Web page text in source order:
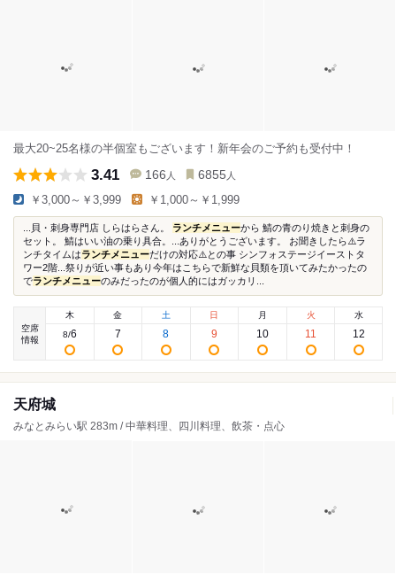
最大20~25名様の半個室もございます！新年会のご予約も受付中！
3.41 166 人 6855 人
￥3,000～￥3,999 ￥1,000～￥1,999
...貝・刺身専門店 しらはらさん。 ランチメニューから 鯖の青のり焼きと刺身の
セット。 鯖はいい油の乗り具合。...ありがとうございます。 お聞きしたら⚠️ラ
ンチタイムはランチメニューだけの対応⚠️との事 シンフォステージイーストタ
ワー2階...祭りが近い事もあり今年はこちらで新鮮な貝類を頂いてみたかったの
でランチメニューのみだったのが個人的にはガッカリ...
空席
情報
木
8/6
金
7
土
8
日
9
月
10
火
11
水
12
天府城
みなとみらい駅 283m / 中華料理、四川料理、飲茶・点心